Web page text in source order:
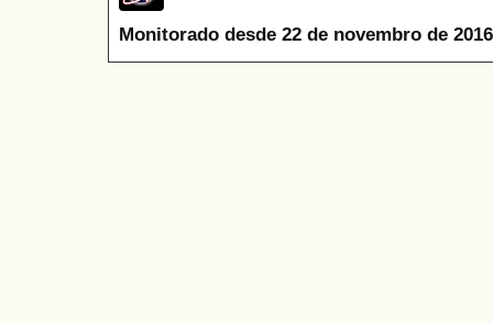
Monitorado desde 22 de novembro de